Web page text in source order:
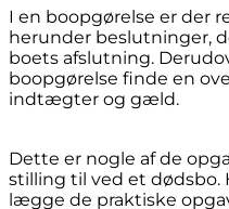
I en boopgørelse er der
herunder beslutninger,
boets afslutning.
boopgørelse finde en
indtægter og gæld.
Dette er nogle af de
stilling til ved et dødsbo.
lægge de praktiske